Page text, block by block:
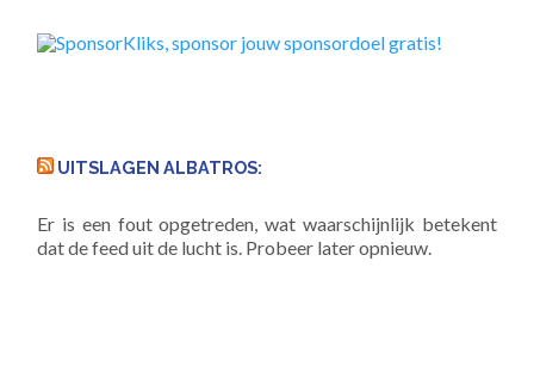
UITSLAGEN ALBATROS:
Er is een fout opgetreden, wat waarschijnlijk betekent
dat de feed uit de lucht is. Probeer later opnieuw.